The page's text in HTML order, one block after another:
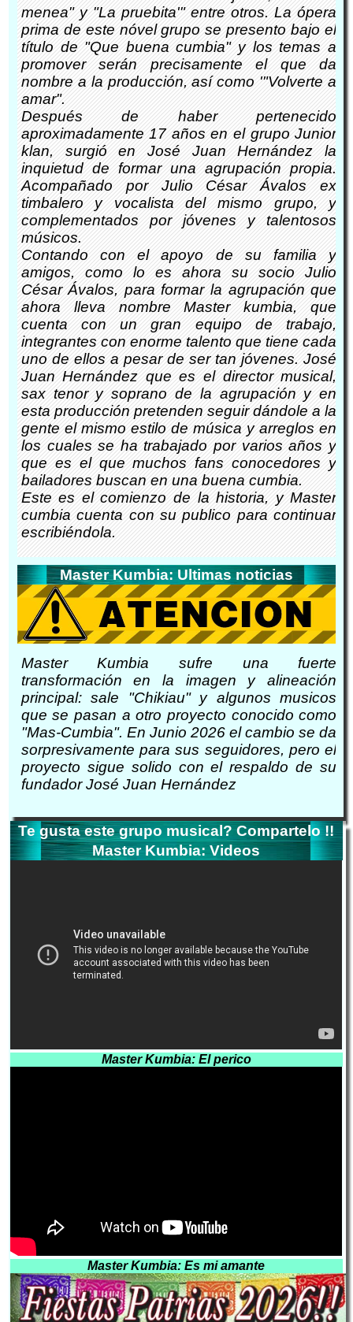
menea" y "La pruebita'" entre otros. La ópera
prima de este nóvel grupo se presento bajo el
título de "Que buena cumbia" y los temas a
promover serán precisamente el que da
nombre a la producción, así como '"Volverte a
amar".
Después de haber pertenecido
aproximadamente 17 años en el grupo Junior
klan, surgió en José Juan Hernández la
inquietud de formar una agrupación propia.
Acompañado por Julio César Ávalos ex
timbalero y vocalista del mismo grupo, y
complementados por jóvenes y talentosos
músicos.
Contando con el apoyo de su familia y
amigos, como lo es ahora su socio Julio
César Ávalos, para formar la agrupación que
ahora lleva nombre Master kumbia, que
cuenta con un gran equipo de trabajo,
integrantes con enorme talento que tiene cada
uno de ellos a pesar de ser tan jóvenes. José
Juan Hernández que es el director musical,
sax tenor y soprano de la agrupación y en
esta producción pretenden seguir dándole a la
gente el mismo estilo de música y arreglos en
los cuales se ha trabajado por varios años y
que es el que muchos fans conocedores y
bailadores buscan en una buena cumbia.
Este es el comienzo de la historia, y Master
cumbia cuenta con su publico para continuar
escribiéndola.
Master Kumbia: Ultimas noticias
Master Kumbia sufre una fuerte
transformación en la imagen y alineación
principal: sale "Chikiau" y algunos musicos
que se pasan a otro proyecto conocido como
"Mas-Cumbia". En Junio 2026 el cambio se da
sorpresivamente para sus seguidores, pero el
proyecto sigue solido con el respaldo de su
fundador José Juan Hernández
Te gusta este grupo musical? Compartelo !!
Master Kumbia: Videos
Master Kumbia: El perico
Master Kumbia: Es mi amante